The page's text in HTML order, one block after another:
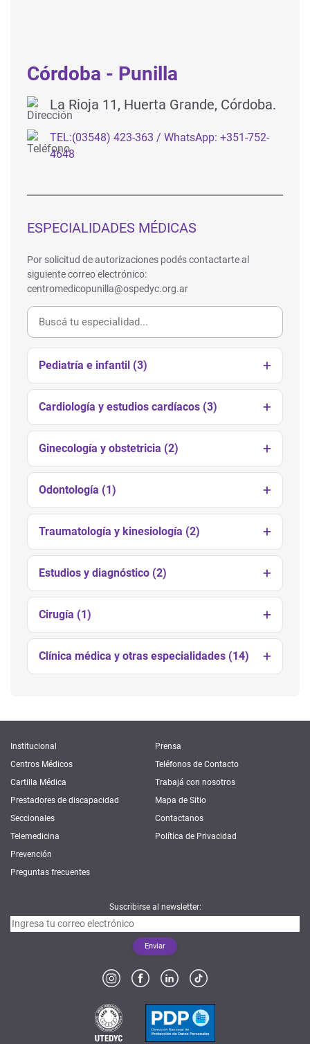
Córdoba - Punilla
La Rioja 11, Huerta Grande, Córdoba.
TEL:(03548) 423-363 / WhatsApp: +351-752-
4648
ESPECIALIDADES MÉDICAS
Por solicitud de autorizaciones podés contactarte al
siguiente correo electrónico:
centromedicopunilla@ospedyc.org.ar
Pediatría e infantil (3)
Cardiología y estudios cardíacos (3)
Ginecología y obstetricia (2)
Odontología (1)
Traumatología y kinesiología (2)
Estudios y diagnóstico (2)
Cirugía (1)
Clínica médica y otras especialidades (14)
Institucional
Centros Médicos
Cartilla Médica
Prestadores de discapacidad
Seccionales
Telemedicina
Prevención
Preguntas frecuentes
Prensa
Teléfonos de Contacto
Trabajá con nosotros
Mapa de Sitio
Contactanos
Política de Privacidad
Suscribirse al newsletter: